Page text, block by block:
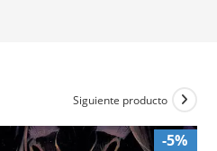
Siguiente producto
-5%